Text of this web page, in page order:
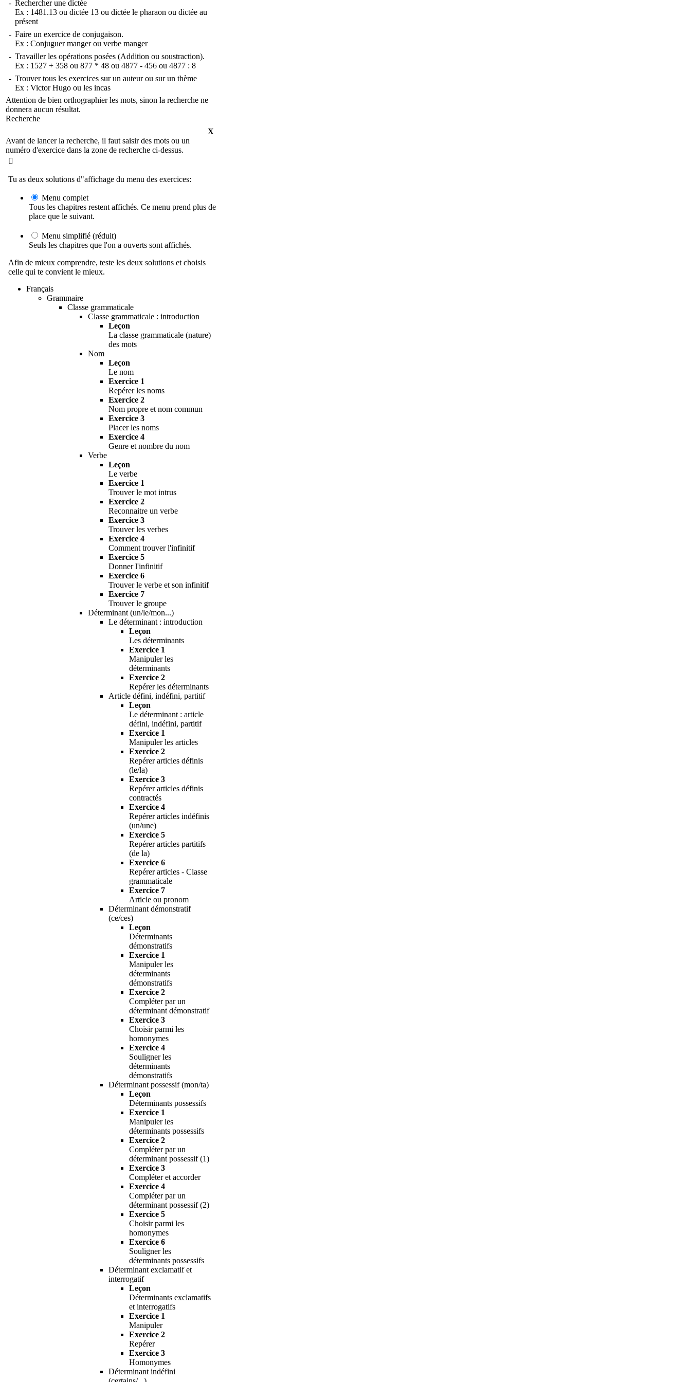
- Rechercher une dictée
Ex : 1481.13 ou dictée 13 ou dictée le pharaon ou dictée au
présent
- Faire un exercice de conjugaison.
Ex : Conjuguer mangerou verbe manger
- Travailler les opérations posées (Addition ou soustraction).
Ex : 1527 + 358 ou 877 * 48 ou 4877 - 456 ou 4877 : 8
- Trouver tous les exercices sur un auteur ou sur un thème
Ex : Victor Hugo ou les incas
Attention de bien orthographier les mots, sinon la recherche ne
donnera aucun résultat.
Recherche
X
Avant de lancer la recherche, il faut saisir des mots ou un
numéro d'exercice dans la zone de recherche ci-dessus.

Tu as deux solutions d"affichage du menu des exercices:
Menu complet
Tous les chapitres restent affichés. Ce menu prend plus de
place que le suivant.
Menu simplifié (réduit)
Seuls les chapitres que l'on a ouverts sont affichés.
Afin de mieux comprendre, teste les deux solutions et choisis
celle qui te convient le mieux.
Français
Grammaire
Classe grammaticale
Classe grammaticale : introduction
Leçon
La classe grammaticale (nature)
des mots
Nom
Leçon
Le nom
Exercice 1
Repérer les noms
Exercice 2
Nom propre et nom commun
Exercice 3
Placer les noms
Exercice 4
Genre et nombre du nom
Verbe
Leçon
Le verbe
Exercice 1
Trouver le mot intrus
Exercice 2
Reconnaitre un verbe
Exercice 3
Trouver les verbes
Exercice 4
Comment trouver l'infinitif
Exercice 5
Donner l'infinitif
Exercice 6
Trouver le verbe et son infinitif
Exercice 7
Trouver le groupe
Déterminant (un/le/mon...)
Le déterminant : introduction
Leçon
Les déterminants
Exercice 1
Manipuler les
déterminants
Exercice 2
Repérer les déterminants
Article défini, indéfini, partitif
Leçon
Le déterminant : article
défini, indéfini, partitif
Exercice 1
Manipuler les articles
Exercice 2
Repérer articles définis
(le/la)
Exercice 3
Repérer articles définis
contractés
Exercice 4
Repérer articles indéfinis
(un/une)
Exercice 5
Repérer articles partitifs
(de la)
Exercice 6
Repérer articles - Classe
grammaticale
Exercice 7
Article ou pronom
Déterminant démonstratif
(ce/ces)
Leçon
Déterminants
démonstratifs
Exercice 1
Manipuler les
déterminants
démonstratifs
Exercice 2
Compléter par un
déterminant démonstratif
Exercice 3
Choisir parmi les
homonymes
Exercice 4
Souligner les
déterminants
démonstratifs
Déterminant possessif (mon/ta)
Leçon
Déterminants possessifs
Exercice 1
Manipuler les
déterminants possessifs
Exercice 2
Compléter par un
déterminant possessif (1)
Exercice 3
Compléter et accorder
Exercice 4
Compléter par un
déterminant possessif (2)
Exercice 5
Choisir parmi les
homonymes
Exercice 6
Souligner les
déterminants possessifs
Déterminant exclamatif et
interrogatif
Leçon
Déterminants exclamatifs
et interrogatifs
Exercice 1
Manipuler
Exercice 2
Repérer
Exercice 3
Homonymes
Déterminant indéfini